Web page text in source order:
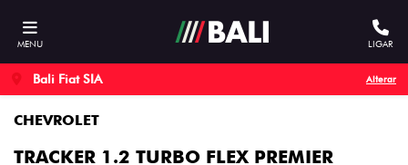
MENU LIGAR
Bali Fiat SIA Alterar
CHEVROLET
TRACKER 1.2 TURBO FLEX PREMIER